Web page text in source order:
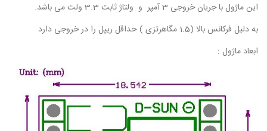
این ماژول با جریان خروجی 3 آمپر و ولتاژ ثابت 3.3 ولت می باشد.
به دلیل فرکانس بالا (1.5 مگاهرتزی ) حداقل ریپل را در خروجی دارد
ابعاد ماژول :